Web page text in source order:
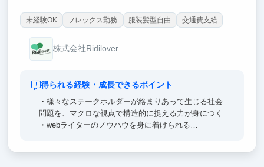
未経験OK フレックス勤務 服装髪型自由 交通費支給
株式会社Ridilover
得られる経験・成長できるポイント
・様々なステークホルダーが絡まりあって生じる社会
問題を、マクロな視点で構造的に捉える力が身につく
・webライターのノウハウを身に着けられる